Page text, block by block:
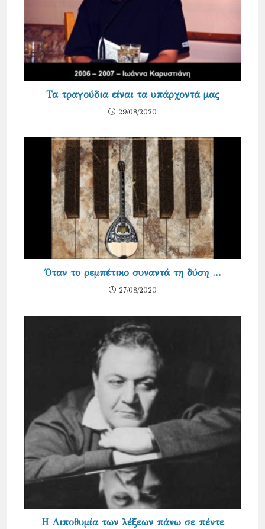
Τα τραγούδια είναι τα υπάρχοντά μας
29/08/2020
Όταν το ρεμπέτικο συναντά τη δύση …
27/08/2020
Η Λιποθυμία των λέξεων πάνω σε πέντε